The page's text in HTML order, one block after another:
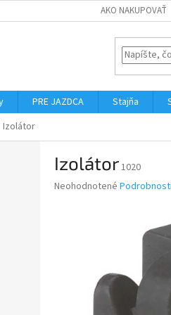
AKO NAKUPOVAŤ
PRE JAZDCA Stajňa
Izolátor
Izolátor1020
Priemerné
hviezdičiek.
Neohodnotené